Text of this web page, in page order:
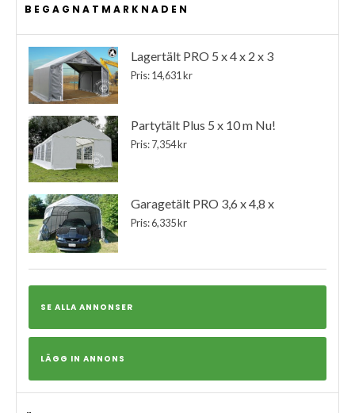
BEGAGNATMARKNADEN
Lagertält PRO 5 x 4 x 2 x 3
Pris: 14,631 kr
Partytält Plus 5 x 10 m Nu!
Pris: 7,354 kr
Garagetält PRO 3,6 x 4,8 x
Pris: 6,335 kr
SE ALLA ANNONSER
LÄGG IN ANNONS